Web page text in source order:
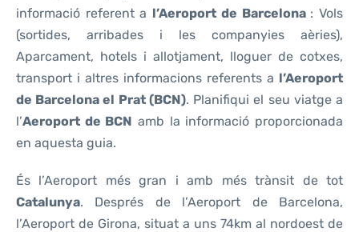
informació referent a l’Aeroport de Barcelona : Vols
(sortides, arribades i les companyies aèries),
Aparcament, hotels i allotjament, lloguer de cotxes,
transport i altres informacions referents a l’Aeroport
de Barcelona el Prat (BCN). Planifiqui el seu viatge a
l’Aeroport de BCN amb la informació proporcionada
en aquesta guia.
És l’Aeroport més gran i amb més trànsit de tot
Catalunya. Després de l’Aeroport de Barcelona,
l’Aeroport de Girona, situat a uns 74km al nordoest de